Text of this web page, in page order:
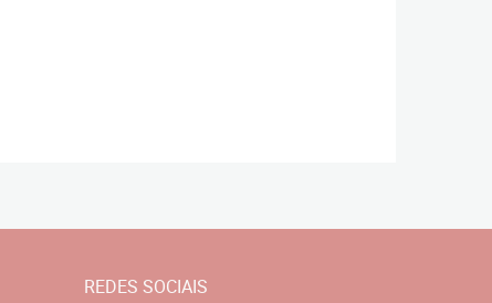
REDES SOCIAIS